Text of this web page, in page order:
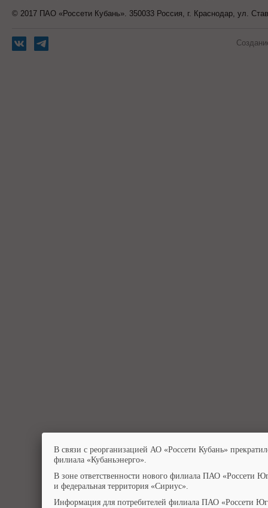
© 2017 ПАО «Россети Кубань». 350033 Россия, г. Краснодар, ул.
В связи с реорганизацией АО «Россети Кубань»
филиала «Кубаньэнерго».
В зоне ответственности нового филиала ПАО «Россети
и федеральная территория «Сириус».
Информация для потребителей филиала ПАО «Россети